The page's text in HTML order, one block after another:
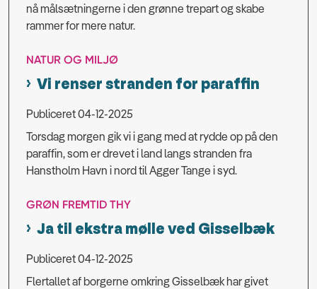
nå målsætningerne i den grønne trepart og skabe
rammer for mere natur.
NATUR OG MILJØ
Vi renser stranden for paraffin
Publiceret 04-12-2025
Torsdag morgen gik vi i gang med at rydde op på den
paraffin, som er drevet i land langs stranden fra
Hanstholm Havn i nord til Agger Tange i syd.
GRØN FREMTID THY
Ja til ekstra mølle ved Gisselbæk
Publiceret 04-12-2025
Flertallet af borgerne omkring Gisselbæk har givet